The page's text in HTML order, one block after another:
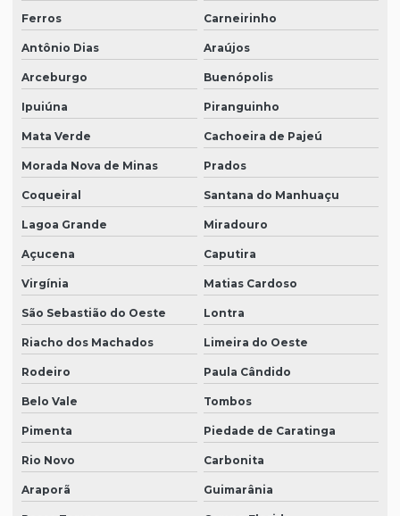
Ferros Carneirinho
Antônio Dias Araújos
Arceburgo Buenópolis
Ipuiúna Piranguinho
Mata Verde Cachoeira de Pajeú
Morada Nova de Minas Prados
Coqueiral Santana do Manhuaçu
Lagoa Grande Miradouro
Açucena Caputira
Virgínia Matias Cardoso
São Sebastião do Oeste Lontra
Riacho dos Machados Limeira do Oeste
Rodeiro Paula Cândido
Belo Vale Tombos
Pimenta Piedade de Caratinga
Rio Novo Carbonita
Araporã Guimarânia